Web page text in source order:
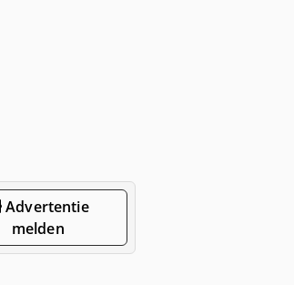
Advertentie
melden